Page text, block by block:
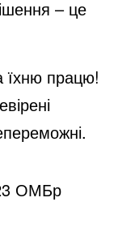
– це
їхню працю!
ОМБр